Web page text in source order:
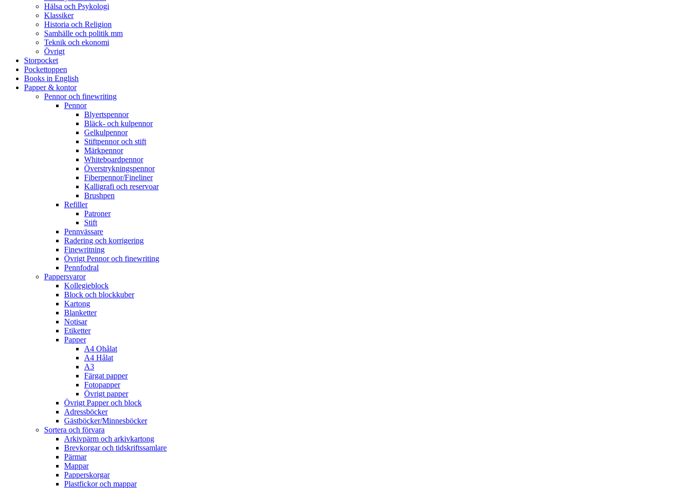
Hälsa och Psykologi
Klassiker
Historia och Religion
Samhälle och politik mm
Teknik och ekonomi
Övrigt
Storpocket
Pockettoppen
Books in English
Papper & kontor
Pennor och finewriting
Pennor
Blyertspennor
Bläck- och kulpennor
Gelkulpennor
Stiftpennor och stift
Märkpennor
Whiteboardpennor
Överstrykningspennor
Fiberpennor/Fineliner
Kalligrafi och reservoar
Brushpen
Refiller
Patroner
Stift
Pennvässare
Radering och korrigering
Finewritning
Övrigt Pennor och finewriting
Pennfodral
Pappersvaror
Kollegieblock
Block och blockkuber
Kartong
Blanketter
Notisar
Etiketter
Papper
A4 Ohålat
A4 Hålat
A3
Färgat papper
Fotopapper
Övrigt papper
Övrigt Papper och block
Adressböcker
Gästböcker/Minnesböcker
Sortera och förvara
Arkivpärm och arkivkartong
Brevkorgar och tidskriftssamlare
Pärmar
Mappar
Papperskorgar
Plastfickor och mappar